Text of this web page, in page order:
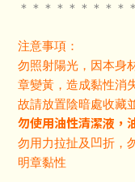
＊＊＊＊＊＊＊＊＊
注意事項：
勿照射陽光，因本身
章變黃，造成黏性消
故請放置陰暗處收藏
勿使用油性清潔液，
勿用力拉扯及凹折，
明章黏性